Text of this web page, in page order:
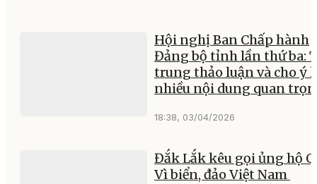
Hội nghị Ban Chấp hành
Đảng bộ tỉnh lần thứ ba:
trung thảo luận và cho ý
nhiều nội dung quan
18:38, 03/04/2026
Đắk Lắk kêu gọi ủng hộ
Vì biển, đảo Việt Nam